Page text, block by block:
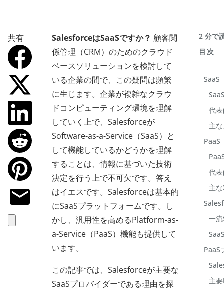
共有 SalesforceはSaaSですか？ 顧客関
係管理（CRM）のためのクラウド
ベースソリューションを検討して
いる企業の間で、この疑問は頻繁
に生じます。企業が複雑なクラウ
ドコンピューティング環境を理解
していく上で、Salesforceが
Software-as-a-Service（SaaS）と
して機能しているかどうかを理解
することは、情報に基づいた技術
決定を行う上で不可欠です。答え
はイエスです。Salesforceは基本的
にSaaSプラットフォームです。し
かし、汎用性を高めるPlatform-as-
a-Service（PaaS）機能も提供して
います。
この記事では、Salesforceが主要な
SaaSプロバイダーである理由を探
2 分で
目次
SaaS
代
主
PaaS
代
主
一
PaaS
主